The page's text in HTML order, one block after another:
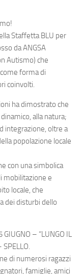
Staffetta BLU per
da ANGSA
Autismo) che
forma di
coinvolti.
ha dimostrato che
alla natura;
integrazione, oltre a
popolazione locale
con una simbolica
mobilitazione e
locale, che
dei disturbi dello
– “LUNGO IL
SPELLO.
di numerosi ragazzi
famiglie, amici